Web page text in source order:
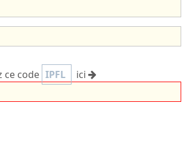
ce code IPFL ici
C
d